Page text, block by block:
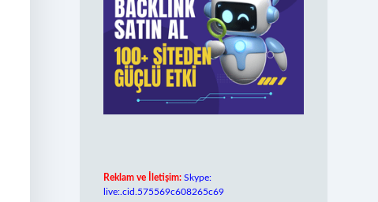
Reklam ve İletişim: Skype:
live:.cid.575569c608265c69